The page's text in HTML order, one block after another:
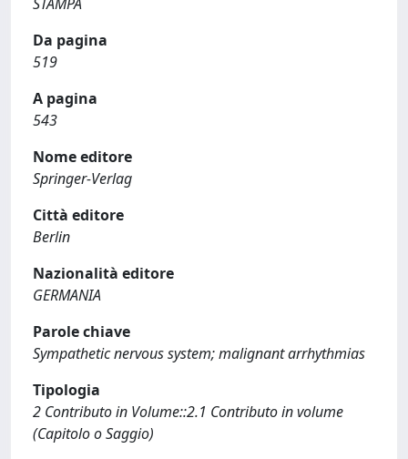
Da pagina
519
A pagina
543
Nome editore
Springer-Verlag
Città editore
Berlin
Nazionalità editore
GERMANIA
Parole chiave
Sympathetic nervous system; malignant arrhythmias
Tipologia
2 Contributo in Volume::2.1 Contributo in volume
(Capitolo o Saggio)